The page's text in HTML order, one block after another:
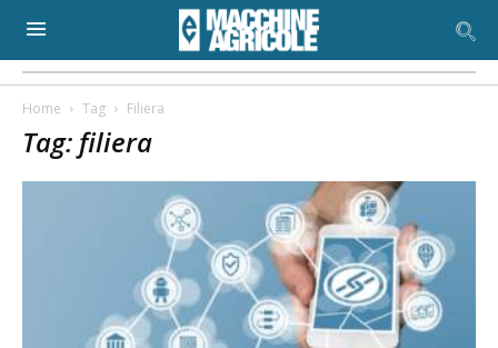
Home Tag Filiera
Tag: filiera